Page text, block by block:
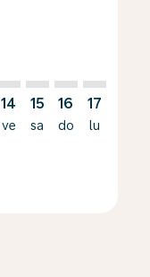
14
ve
15
sa
16
do
17
lu